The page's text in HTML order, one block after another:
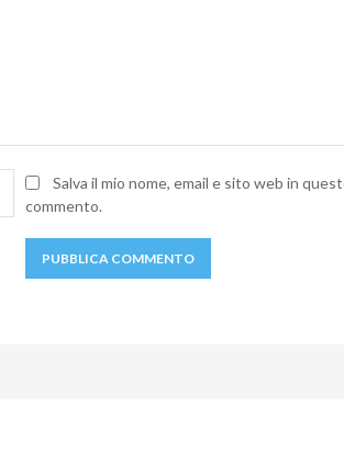
Nome:Salva il mio nome, email e sito web in
commento.